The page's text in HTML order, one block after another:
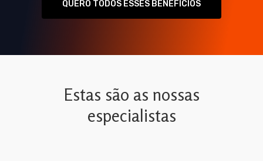
QUERO TODOS ESSES BENEFÍCIOS
Estas são as nossas
especialistas